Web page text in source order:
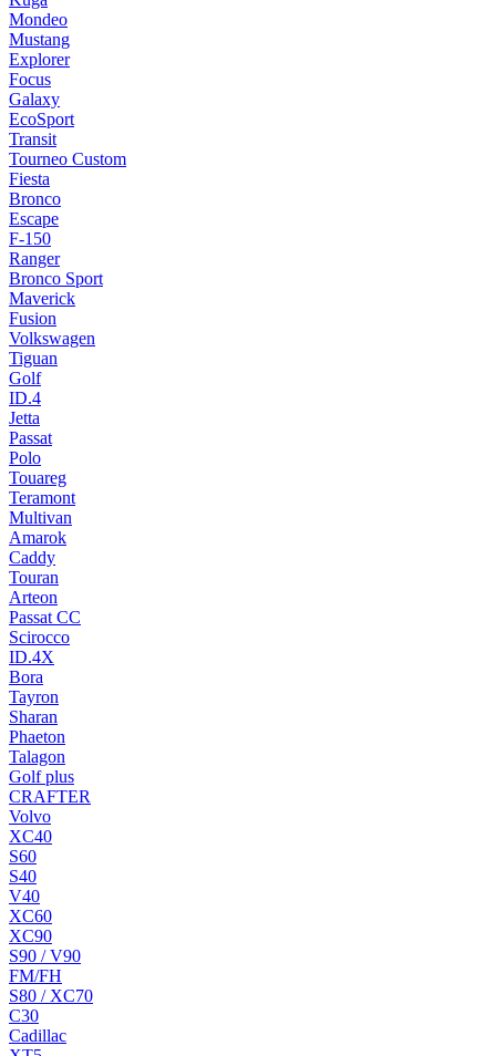
Mondeo
Mustang
Explorer
Focus
Galaxy
EcoSport
Transit
Tourneo Custom
Fiesta
Bronco
Escape
F-150
Ranger
Bronco Sport
Maverick
Fusion
Volkswagen
Tiguan
Golf
ID.4
Jetta
Passat
Polo
Touareg
Teramont
Multivan
Amarok
Caddy
Touran
Arteon
Passat CC
Scirocco
ID.4X
Bora
Tayron
Sharan
Phaeton
Talagon
Golf plus
CRAFTER
Volvo
XC40
S60
S40
V40
XC60
XC90
S90 / V90
FM/FH
S80 / XC70
C30
Cadillac